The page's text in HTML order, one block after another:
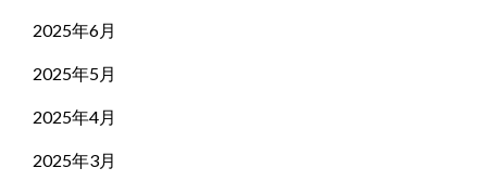
2025年6月
2025年5月
2025年4月
2025年3月